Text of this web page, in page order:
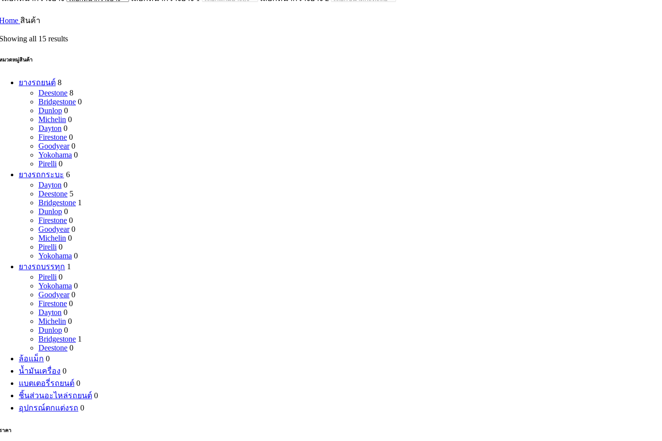
สินค้า
all 15 results
มวดหมู่สินค้า
ยางรถยนต์ 8
Deestone 8
Bridgestone 0
Dunlop 0
Michelin 0
Dayton 0
Firestone 0
Goodyear 0
Yokohama 0
Pirelli 0
ยางรถกระบะ 6
Dayton 0
Deestone 5
Bridgestone 1
Dunlop 0
Firestone 0
Goodyear 0
Michelin 0
Pirelli 0
Yokohama 0
ยางรถบรรทุก 1
Pirelli 0
Yokohama 0
Goodyear 0
Firestone 0
Dayton 0
Michelin 0
Dunlop 0
Bridgestone 1
Deestone 0
ล้อแม็ก 0
น้ำมันเครื่อง 0
แบตเตอรี่รถยนต์ 0
ชิ้นส่วนอะไหล่รถยนต์ 0
อุปกรณ์ตกแต่งรถ 0
าคา